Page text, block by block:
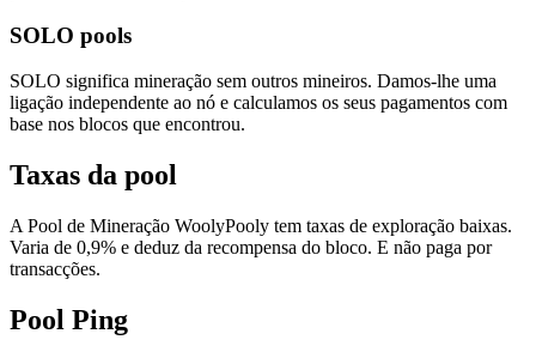
SOLO pools
SOLO significa mineração sem outros mineiros. Damos-lhe uma
ligação independente ao nó e calculamos os seus pagamentos com
base nos blocos que encontrou.
Taxas da pool
A Pool de Mineração WoolyPooly tem taxas de exploração baixas.
Varia de 0,9% e deduz da recompensa do bloco. E não paga por
transacções.
Pool Ping